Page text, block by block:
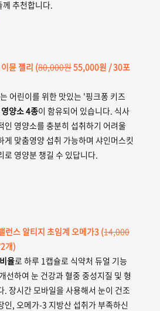
추천합니다.
뮨 젤리 (80,000원55,000원 / 30포
어린이를 위한 맛있는 '핑크퐁 키즈
양소 4종이 함유되어 있습니다. 식사
인 영양소를 충분히 섭취하기 어려울
게 맞춤영양 섭취 가능하며 샤인머스킷
로 영양분 챙길 수 있답니다.
런스 알티지 초임계 오메가3 (14,000
개)
율로 하루 1캡슐로 식약처 듀얼 기능
선하여 눈 건강과 혈중 중성지질 및 형
. 장시간 모바일을 사용해서 눈이 건조
인, 오메가-3 지방산 섭취가 부족하신